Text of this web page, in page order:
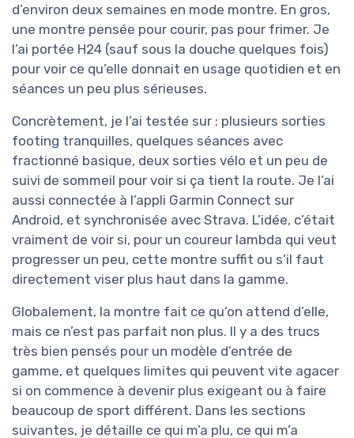
d’environ deux semaines en mode montre. En gros,
une montre pensée pour courir, pas pour frimer. Je
l’ai portée H24 (sauf sous la douche quelques fois)
pour voir ce qu’elle donnait en usage quotidien et en
séances un peu plus sérieuses.
Concrètement, je l’ai testée sur : plusieurs sorties
footing tranquilles, quelques séances avec
fractionné basique, deux sorties vélo et un peu de
suivi de sommeil pour voir si ça tient la route. Je l’ai
aussi connectée à l’appli Garmin Connect sur
Android, et synchronisée avec Strava. L’idée, c’était
vraiment de voir si, pour un coureur lambda qui veut
progresser un peu, cette montre suffit ou s’il faut
directement viser plus haut dans la gamme.
Globalement, la montre fait ce qu’on attend d’elle,
mais ce n’est pas parfait non plus. Il y a des trucs
très bien pensés pour un modèle d’entrée de
gamme, et quelques limites qui peuvent vite agacer
si on commence à devenir plus exigeant ou à faire
beaucoup de sport différent. Dans les sections
suivantes, je détaille ce qui m’a plu, ce qui m’a